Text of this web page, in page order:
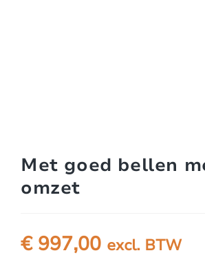
Met goed bellen
omzet
€997,00 excl. BTW